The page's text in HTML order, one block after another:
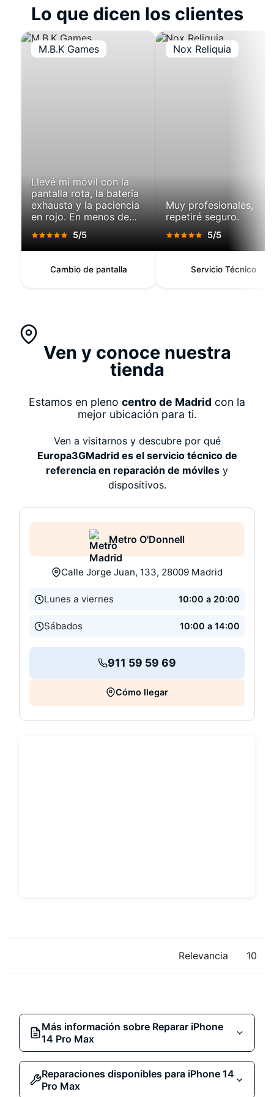
pensado para clientes
que no pueden
desplazarse a tienda.
. Hacemos un
diagnóstico
preciso, para detectar el problema y
darte una solución.
Lo que dicen los clientes
M.B.K Games
Llevé mi móvil con la
pantalla rota, la batería
exhausta y la paciencia
en rojo. En menos de
una hora, salí con un
teléfono que parecía
recién salido de caja.
Pantalla perfecta,
respuesta táctil
5/5
Cambio de pantalla
Nox Reliquia
Muy profesionales,
repetiré seguro.
5/5
Servicio Técnico
Ven y conoce nuestra
tienda
Estamos en pleno centro de Madrid con la
mejor ubicación para ti.
Ven a visitarnos y descubre por qué
Europa3GMadrid es el servicio técnico de
referencia en reparación de móviles y
dispositivos.
Metro O'Donnell
Calle Jorge Juan, 133, 28009 Madrid
Lunes a viernes 10:00 a 20:00
Sábados 10:00 a 14:00
911 59 59 69
Cómo llegar
Relevancia 10
Más información sobre Reparar iPhone
14 Pro Max
Repara tu iPhone 14 Pro
Reparaciones disponibles para iPhone 14
Pro Max